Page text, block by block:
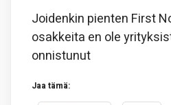
Joidenkin pienten First
osakkeita en ole
onnistunut
Jaa tämä: